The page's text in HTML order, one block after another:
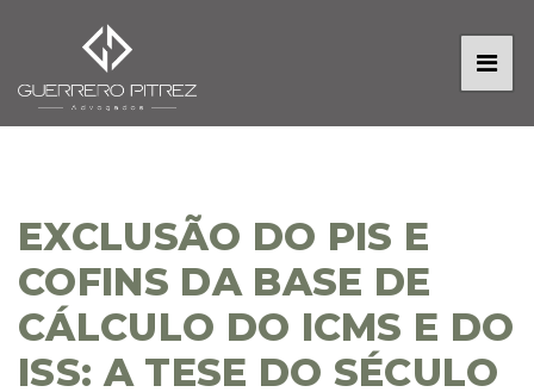
EXCLUSÃO DO PIS E
COFINS DA BASE DE
CÁLCULO DO ICMS E DO
ISS: A TESE DO SÉCULO